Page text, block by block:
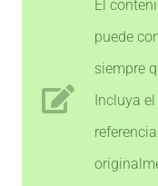
El
puede
siempre
Incluya